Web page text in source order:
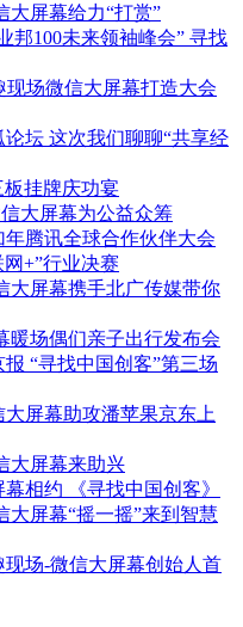
大屏幕给力“打赏”
邦100未来领袖峰会” 寻找
场微信大屏幕打造大会
坛 这次我们聊聊“共享经
挂牌庆功宴
大屏幕为公益众筹
腾讯全球合作伙伴大会
+”行业决赛
大屏幕携手北广传媒带你
暖场偶们亲子出行发布会
“寻找中国创客”第三场
屏幕助攻潘苹果京东上
大屏幕来助兴
相约 《寻找中国创客》
大屏幕“摇一摇”来到智慧
现场-微信大屏幕创始人首